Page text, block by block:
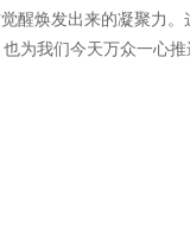
醒焕发出来的凝聚力。
为我们今天万众一心